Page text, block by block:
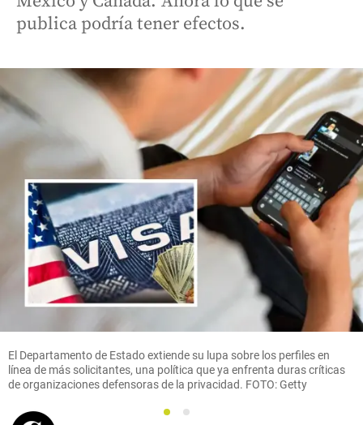
publica podría tener efectos.
El Departamento de Estado extiende su lupa sobre los perfiles en
línea de más solicitantes, una política que ya enfrenta duras críticas
de organizaciones defensoras de la privacidad. FOTO: Getty
1
2